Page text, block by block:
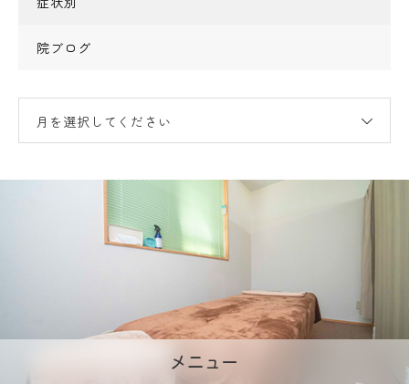
院ブログ
月を選択してください
メニュー